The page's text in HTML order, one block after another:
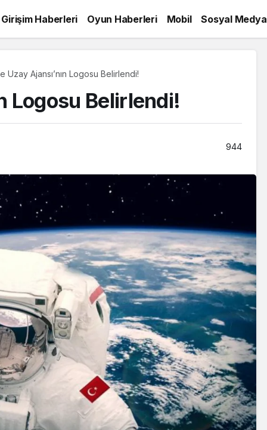
Girişim Haberleri Oyun Haberleri Mobil Sosyal Medya
Uzay Ajansı’nın Logosu Belirlendi!
Logosu Belirlendi!
944